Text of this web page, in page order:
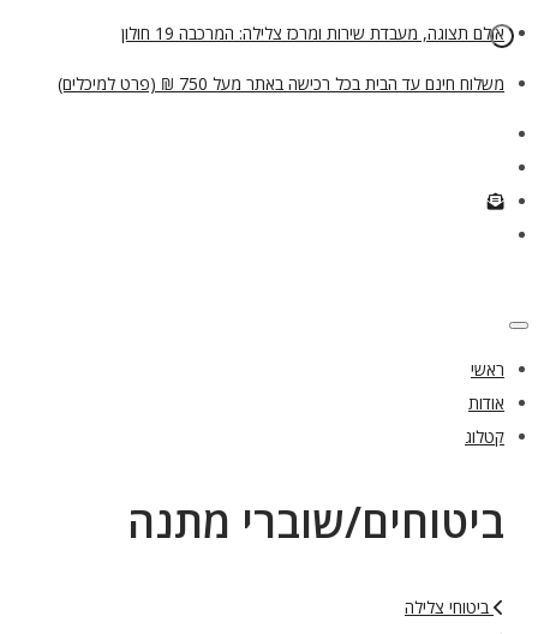
אולם תצוגה, מעבדת שירות ומרכז צלילה: המרכבה 19 חולון
משלוח חינם עד הבית בכל רכישה באתר מעל 750 ₪ (פרט למיכלים)
ראשי
אודות
קטלוג
ביטוחים/שוברי מתנה
ביטוחי צלילה